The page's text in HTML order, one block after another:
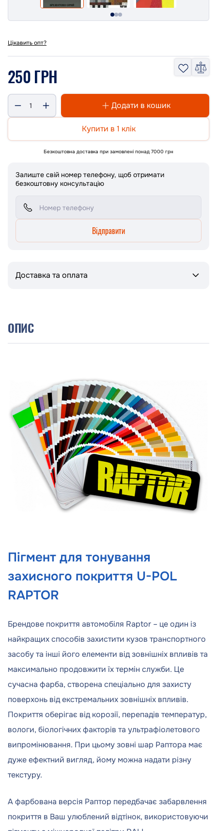
Цікавить опт?
250 ГРН
Додати в кошик
Купити в 1 клік
Безкоштовна доставка при замовлені понад 7000 грн
Залиште свій номер телефону, щоб отримати
безкоштовну консультацію
Відправити
Доставка та оплата
ОПИС
Пігмент для тонування
захисного покриття U-POL
RAPTOR
Брендове покриття автомобіля Raptor – це один із
найкращих способів захистити кузов транспортного
засобу та інші його елементи від зовнішніх впливів та
максимально продовжити їх термін служби. Це
сучасна фарба, створена спеціально для захисту
поверхонь від екстремальних зовнішніх впливів.
Покриття оберігає від корозії, перепадів температур,
вологи, біологічних факторів та ультрафіолетового
випромінювання. При цьому зовні шар Раптора має
дуже ефектний вигляд, йому можна надати різну
текстуру.
А фарбована версія Раптор передбачає забарвлення
покриття в Ваш улюблений відтінок, використовуючи